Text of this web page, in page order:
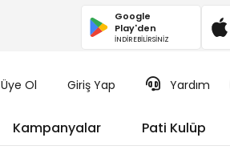
Google
Play'den
İNDİREBİLİRSİNİZ
Üye Ol Giriş Yap Yardım
Kampanyalar Pati Kulüp